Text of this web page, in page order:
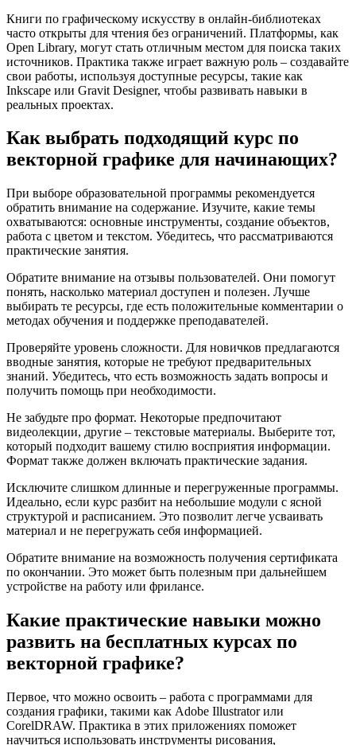
Книги по графическому искусству в онлайн-библиотеках
часто открыты для чтения без ограничений. Платформы, как
Open Library, могут стать отличным местом для поиска таких
источников. Практика также играет важную роль – создавайте
свои работы, используя доступные ресурсы, такие как
Inkscape или Gravit Designer, чтобы развивать навыки в
реальных проектах.
Как выбрать подходящий курс по
векторной графике для начинающих?
При выборе образовательной программы рекомендуется
обратить внимание на содержание. Изучите, какие темы
охватываются: основные инструменты, создание объектов,
работа с цветом и текстом. Убедитесь, что рассматриваются
практические занятия.
Обратите внимание на отзывы пользователей. Они помогут
понять, насколько материал доступен и полезен. Лучше
выбирать те ресурсы, где есть положительные комментарии о
методах обучения и поддержке преподавателей.
Проверяйте уровень сложности. Для новичков предлагаются
вводные занятия, которые не требуют предварительных
знаний. Убедитесь, что есть возможность задать вопросы и
получить помощь при необходимости.
Не забудьте про формат. Некоторые предпочитают
видеолекции, другие – текстовые материалы. Выберите тот,
который подходит вашему стилю восприятия информации.
Формат также должен включать практические задания.
Исключите слишком длинные и перегруженные программы.
Идеально, если курс разбит на небольшие модули с ясной
структурой и расписанием. Это позволит легче усваивать
материал и не перегружать себя информацией.
Обратите внимание на возможность получения сертификата
по окончании. Это может быть полезным при дальнейшем
устройстве на работу или фрилансе.
Какие практические навыки можно
развить на бесплатных курсах по
векторной графике?
Первое, что можно освоить – работа с программами для
создания графики, такими как Adobe Illustrator или
CorelDRAW. Практика в этих приложениях поможет
научиться использовать инструменты рисования,